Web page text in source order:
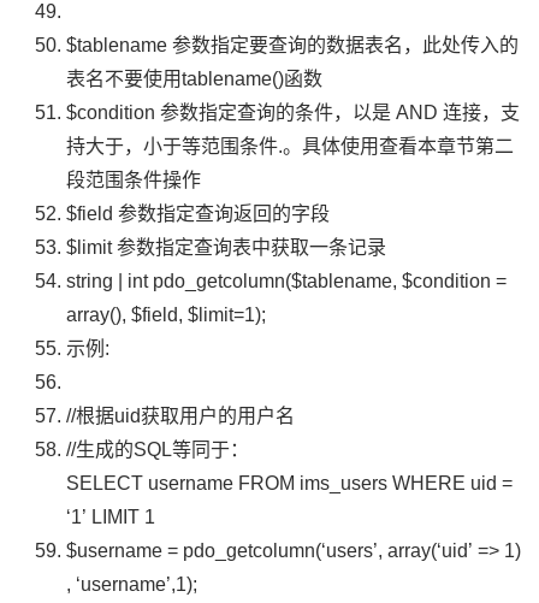
$tablename 参数指定要查询的数据表名，此处传入的
表名不要使用tablename()函数
$condition 参数指定查询的条件，以是 AND 连接，支
持大于，小于等范围条件.。具体使用查看本章节第二
段范围条件操作
$field 参数指定查询返回的字段
$limit参数指定查询表中获取一条记录
string
intpdo_getcolumn($tablename, $condition =
array(), $field, $limit=1);
示例:
//根据uid获取用户的用户名
//生成的SQL等同于：
SELECT username FROM ims_users WHERE uid =
‘1’ LIMIT 1
$username = pdo_getcolumn(‘users’, array(‘uid’ => 1)
, ‘username’,1);